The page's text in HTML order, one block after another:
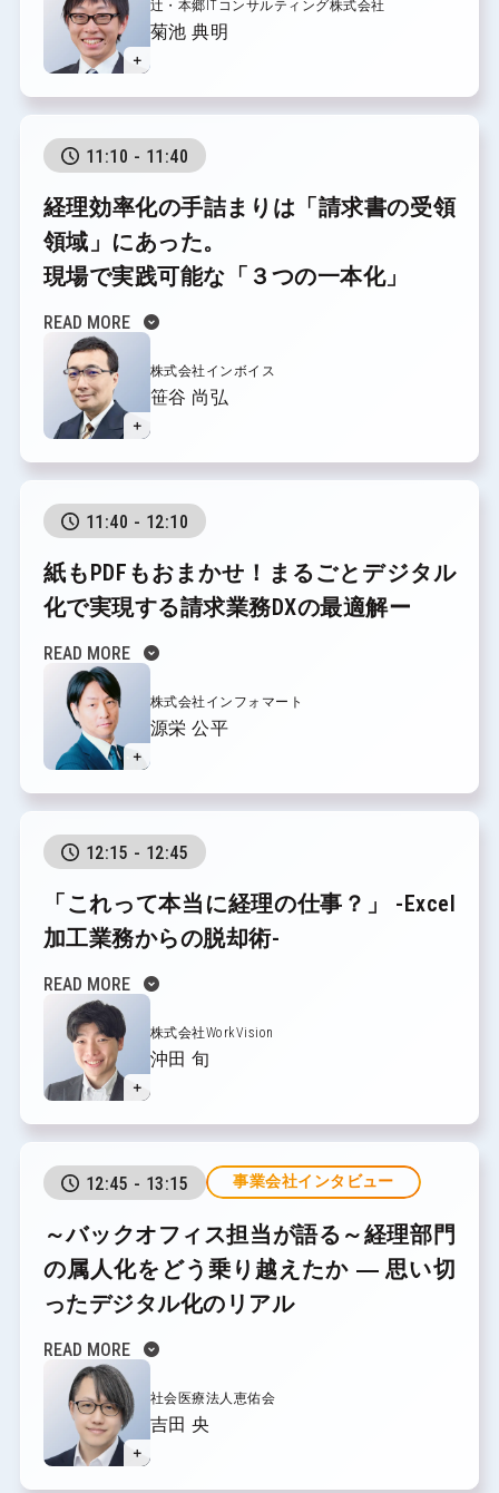
＋
辻・本郷ITコンサルティング株式会社
菊池 典明
11:10 - 11:40
経理効率化の手詰まりは「請求書の受領
領域」にあった。
現場で実践可能な「３つの一本化」
READ MORE expand_circle_down
＋
株式会社インボイス
笹谷 尚弘
11:40 - 12:10
紙もPDFもおまかせ！まるごとデジタル
化で実現する請求業務DXの最適解ー
READ MORE expand_circle_down
＋
株式会社インフォマート
源栄 公平
12:15 - 12:45
「これって本当に経理の仕事？」
-Excel
加工業務からの脱却術-
READ MORE expand_circle_down
＋
株式会社WorkVision
沖田 旬
12:45 - 13:15 事業会社インタビュー
～バックオフィス担当が語る～経理部門
の属人化をどう乗り越えたか ―思い切
ったデジタル化のリアル
READ MORE expand_circle_down
＋
社会医療法人恵佑会
吉田 央